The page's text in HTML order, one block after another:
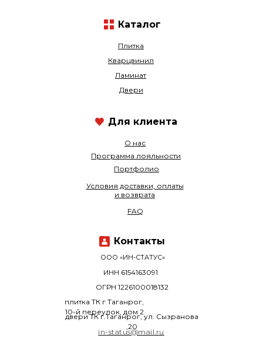
Плитка
Кварцвинил
О нас
Ламинат
Программа лояльности
Двери
Портфолио
ООО «ИН-СТАТУС»
плитка ТК г.Таганрог,
10-й переулок, дом 2
двери ТК г.Таганрог, ул. Сызранова
,20
ОГРН 1226100018132
ИНН 6154163091
Условия доставки, оплаты
и возврата
FAQ
Каталог
in-status@mail.ru
Контакты
Для клиента